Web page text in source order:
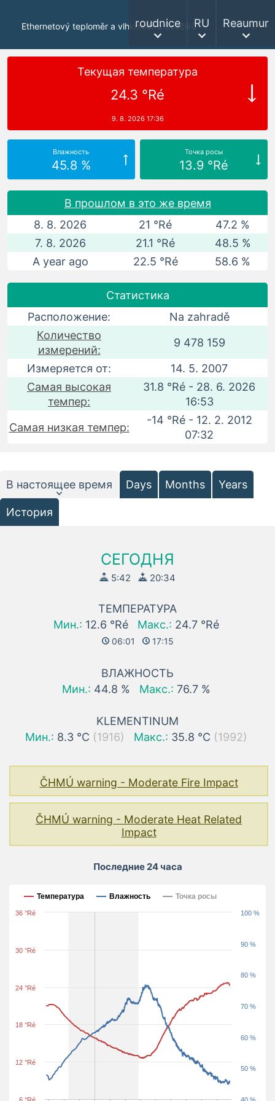
Ethernetový teploměr a vlhkoměr u Ševčíků
roudnice RU Reaumur
Текущая температура
24.3 °Ré
9. 8. 2026 17:36
Влажность
45.8 %
Точка росы
13.9 °Ré
В прошлом в это же время
8. 8. 2026
21 °Ré
47.2 %
7. 8. 2026
21.1 °Ré
48.5 %
A year ago
22.5 °Ré 58.6 %
Статистика
Расположение:
Na zahradě
Количество
измерений:
9 478 159
Измеряется от:
14. 5. 2007
Самая высокая
темпер:
31.8 °Ré - 28. 6. 2026
16:53
Самая низкая темпер:
-14 °Ré - 12. 2. 2012
07:32
В настоящее время Days Months Years
История
СЕГОДНЯ
5:42 20:34
ТЕМПЕРАТУРА
Мин.: 12.6 °Ré Макс.: 24.7 °Ré
06:01 17:15
ВЛАЖНОСТЬ
Мин.: 44.8 % Макс.: 76.7 %
KLEMENTINUM
Мин.: 8.3 °C (1916) Макс.: 35.8 °C (1992)
ČHMÚ warning - Moderate Fire Impact
ČHMÚ warning - Moderate Heat Related
Impact
Последние 24 часа
Последние 24 часа
Температура Влажность Точка росы
12 °Ré
18 °Ré
24 °Ré
30 °Ré
36 °Ré
50 %
60 %
70 %
80 %
90 %
100 %